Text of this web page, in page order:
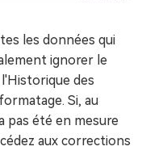
les données qui
ignorer le
des
Si, au
pas été en mesure
aux corrections